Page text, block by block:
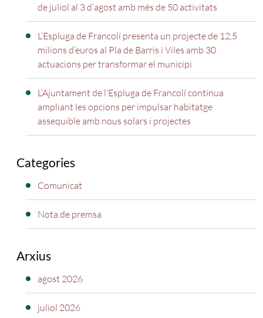
de juliol al 3 d’agost amb més de 50 activitats
L’Espluga de Francolí presenta un projecte de 12,5
milions d’euros al Pla de Barris i Viles amb 30
actuacions per transformar el municipi
L’Ajuntament de l’Espluga de Francolí continua
ampliant les opcions per impulsar habitatge
assequible amb nous solars i projectes
Categories
Comunicat
Nota de premsa
Arxius
agost 2026
juliol 2026